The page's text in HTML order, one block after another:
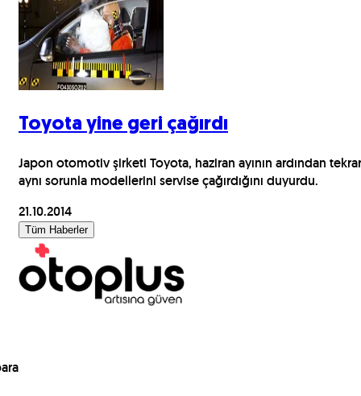
Toyota yine geri çağırdı
Japon otomotiv şirketi Toyota, haziran ayının ardından tekrar
aynı sorunla modellerini servise çağırdığını duyurdu.
21.10.2014
Tüm Haberler